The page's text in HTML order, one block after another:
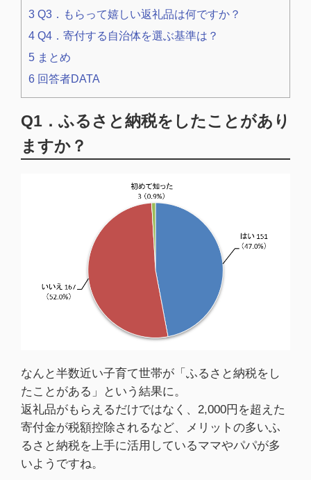
3 Q3．もらって嬉しい返礼品は何ですか？
4 Q4．寄付する自治体を選ぶ基準は？
5 まとめ
6 回答者DATA
Q1．ふるさと納税をしたことがあり
ますか？
なんと半数近い子育て世帯が「ふるさと納税をし
たことがある」という結果に。
返礼品がもらえるだけではなく、2,000円を超えた
寄付金が税額控除されるなど、メリットの多いふ
るさと納税を上手に活用しているママやパパが多
いようですね。